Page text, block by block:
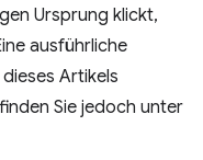
Ursprung klickt,
ausführliche
Artikels
Sie jedoch unter